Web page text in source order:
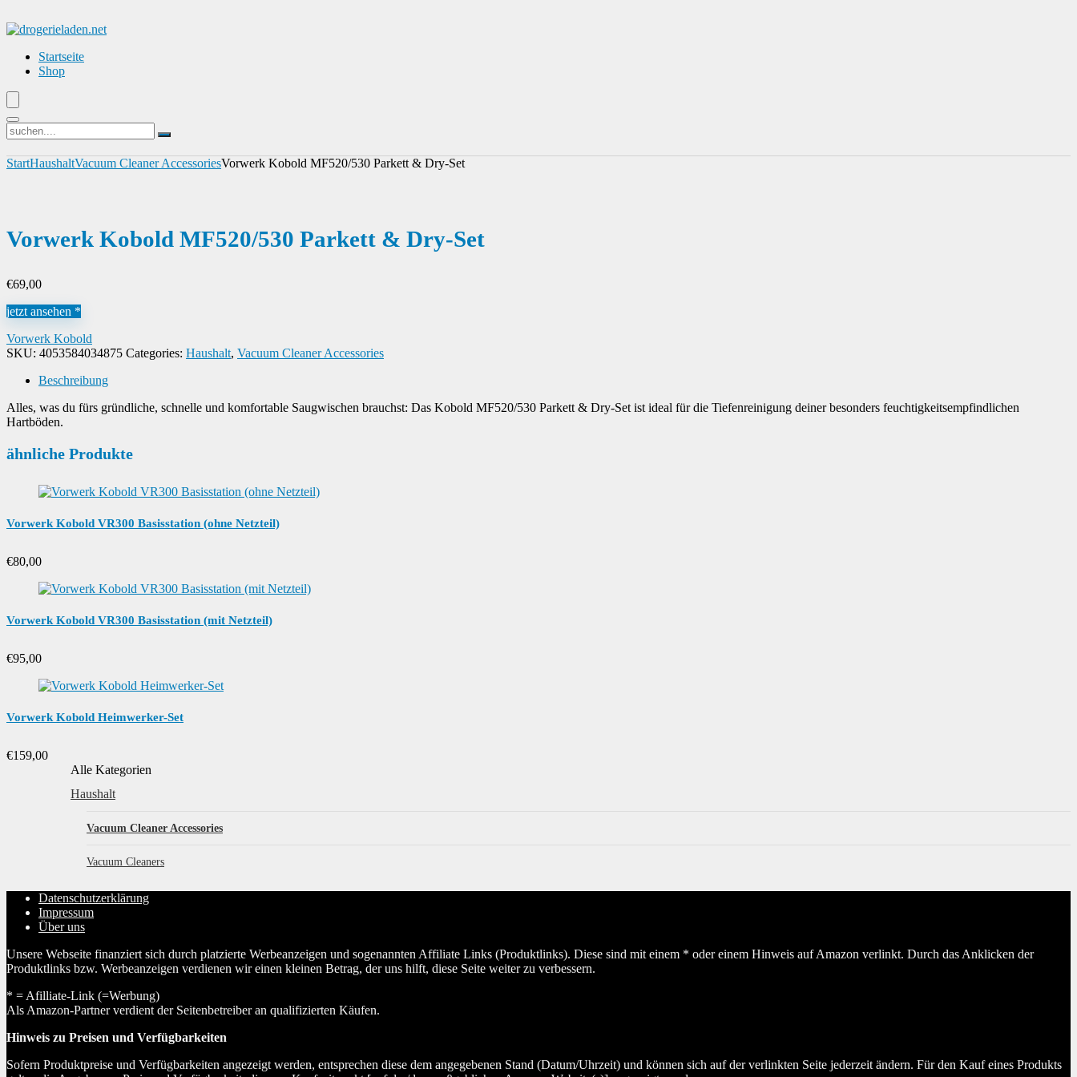
Startseite
Shop
StartHaushaltVacuum Cleaner AccessoriesVorwerk Kobold MF520/530 Parkett & Dry-Set
Vorwerk Kobold MF520/530 Parkett & Dry-Set
€69,00
jetzt ansehen *
Vorwerk Kobold
SKU: 4053584034875 Categories: Haushalt, Vacuum Cleaner Accessories
Beschreibung
Alles, was du fürs gründliche, schnelle und komfortable Saugwischen brauchst: Das Kobold MF520/530 Parkett & Dry-Set ist ideal für die Tiefenreinigung deiner besonders feuchtigkeitsempfindlichen
Hartböden.
ähnliche Produkte
Vorwerk Kobold VR300 Basisstation (ohne Netzteil)
€80,00
Vorwerk Kobold VR300 Basisstation (mit Netzteil)
€95,00
Vorwerk Kobold Heimwerker-Set
€159,00
Alle Kategorien
Haushalt
Vacuum Cleaner Accessories
Vacuum Cleaners
Datenschutzerklärung
Impressum
Über uns
Unsere Webseite finanziert sich durch platzierte Werbeanzeigen und sogenannten Affiliate Links (Produktlinks). Diese sind mit einem * oder einem Hinweis auf Amazon verlinkt. Durch das Anklicken der
Produktlinks bzw. Werbeanzeigen verdienen wir einen kleinen Betrag, der uns hilft, diese Seite weiter zu verbessern.
* = Afilliate-Link (=Werbung)
Als Amazon-Partner verdient der Seitenbetreiber an qualifizierten Käufen.
Hinweis zu Preisen und Verfügbarkeiten
Sofern Produktpreise und Verfügbarkeiten angezeigt werden, entsprechen diese dem angegebenen Stand (Datum/Uhrzeit) und können sich auf der verlinkten Seite jederzeit ändern. Für den Kauf eines Produkts